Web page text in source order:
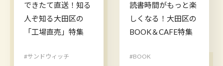
できたて直送！知る
人ぞ知る大田区の
「工場直売」特集
#サンドウィッチ
読書時間がもっと楽
しくなる！大田区の
BOOK＆CAFE特集
#BOOK